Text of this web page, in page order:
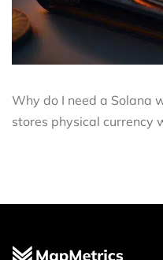
Why do I need a Solana
stores physical currency